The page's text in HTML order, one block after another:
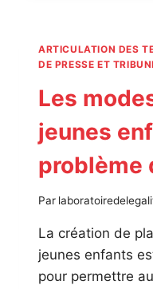
ARTICULATION DES
DE PRESSE ET
Les
jeunes
problème
Par
La création de
jeunes enfants
pour permettre